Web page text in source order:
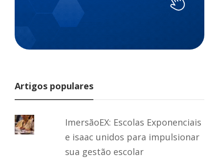
Artigos populares
ImersãoEX: Escolas Exponenciais
e isaac unidos para impulsionar
sua gestão escolar